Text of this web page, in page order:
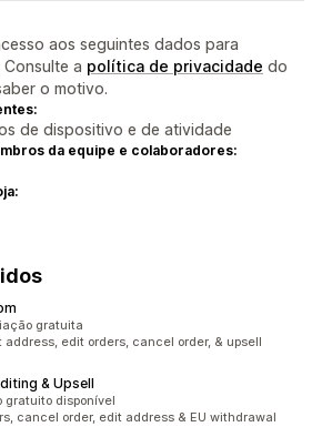
aos seguintes dados para
a política de privacidade do
o motivo.
de dispositivo e de atividade
da equipe e colaboradores:
todogratuita
address, edit orders, cancel order, & upsell
& Upsell
todo
gratuito disponível
cancel order, edit address & EU withdrawal